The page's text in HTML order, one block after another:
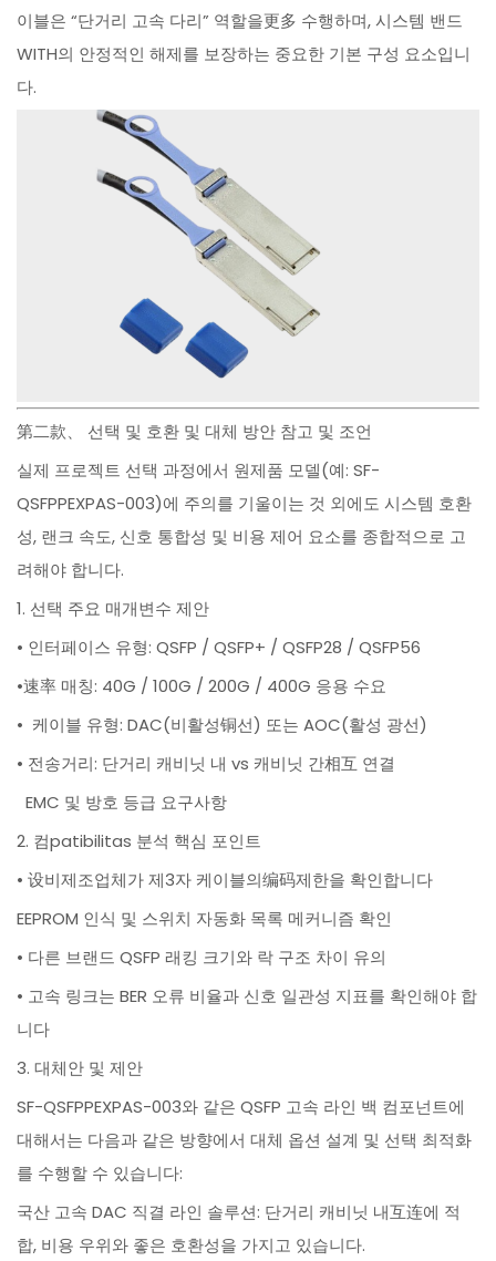
이블은 “단거리 고속 다리” 역할을更多 수행하며, 시스템 밴드
WITH의 안정적인 해제를 보장하는 중요한 기본 구성 요소입니
다.
第二款、 선택 및 호환 및 대체 방안 참고 및 조언
실제 프로젝트 선택 과정에서 원제품 모델(예: SF-
QSFPPEXPAS-003)에 주의를 기울이는 것 외에도 시스템 호환
성, 랜크 속도, 신호 통합성 및 비용 제어 요소를 종합적으로 고
려해야 합니다.
1. 선택 주요 매개변수 제안
• 인터페이스 유형: QSFP / QSFP+ / QSFP28 / QSFP56
•速率 매칭: 40G / 100G / 200G / 400G 응용 수요
• 케이블 유형: DAC(비활성铜선) 또는 AOC(활성 광선)
• 전송거리: 단거리 캐비닛 내 vs 캐비닛 간相互 연결
EMC 및 방호 등급 요구사항
2. 컴patibilitas 분석 핵심 포인트
• 设비제조업체가 제3자 케이블의编码제한을 확인합니다
EEPROM 인식 및 스위치 자동화 목록 메커니즘 확인
• 다른 브랜드 QSFP 래킹 크기와 락 구조 차이 유의
• 고속 링크는 BER 오류 비율과 신호 일관성 지표를 확인해야 합
니다
3. 대체안 및 제안
SF-QSFPPEXPAS-003와 같은 QSFP 고속 라인 백 컴포넌트에
대해서는 다음과 같은 방향에서 대체 옵션 설계 및 선택 최적화
를 수행할 수 있습니다:
국산 고속 DAC 직결 라인 솔루션: 단거리 캐비닛 내互连에 적
합, 비용 우위와 좋은 호환성을 가지고 있습니다.